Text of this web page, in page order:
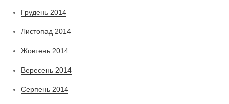
Грудень 2014
Листопад 2014
Жовтень 2014
Вересень 2014
Серпень 2014